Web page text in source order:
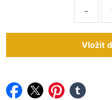
-
facebook
twitterpinterest
tumblr